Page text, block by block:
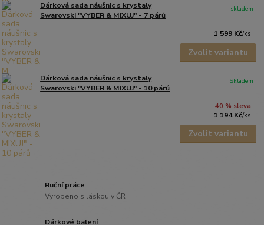
Dárková sada náušnic s krystaly
Swarovski "VYBER & MIXUJ" - 7 párů
1 599 Kč/ks
skladem
Zvolit variantu
Dárková sada náušnic s krystaly
Swarovski "VYBER & MIXUJ" - 10 párů
40 % sleva
1 194 Kč/ks
Skladem
Zvolit variantu
Ruční práce
Vyrobeno s láskou v ČR
Dárkové balení